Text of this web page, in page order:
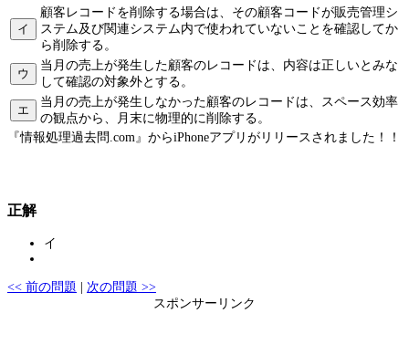
イ
顧客レコードを削除する場合は、その顧客コードが販売管理シ
ステム及び関連システム内で使われていないことを確認してか
ら削除する。
ウ
当月の売上が発生した顧客のレコードは、内容は正しいとみな
して確認の対象外とする。
エ
当月の売上が発生しなかった顧客のレコードは、スペース効率
の観点から、月末に物理的に削除する。
『情報処理過去問.com』からiPhoneアプリがリリースされました！！
正解
イ
<< 前の問題
次の問題 >>
スポンサーリンク